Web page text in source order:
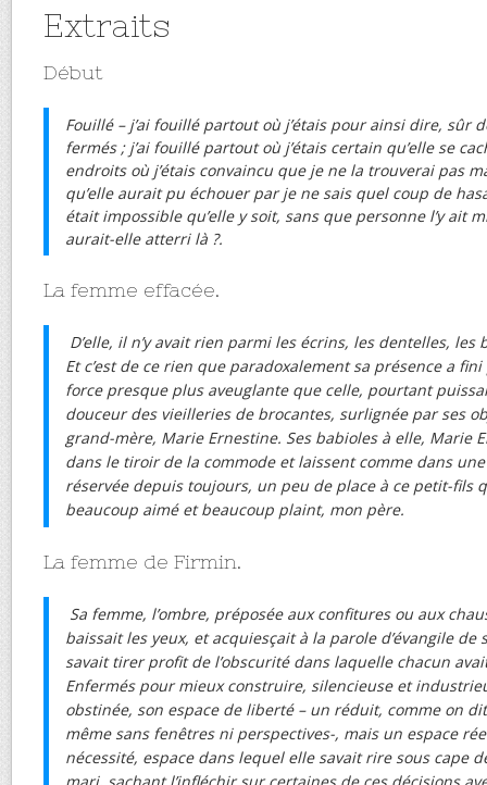
Extraits
Début
Fouillé – j’ai fouillé partout où j’étais pour ainsi dire, sûr
fermés ; j’ai fouillé partout où j’étais certain qu’elle se
endroits où j’étais convaincu que je ne la trouverai pas
qu’elle aurait pu échouer par je ne sais quel coup de
était impossible qu’elle y soit, sans que personne l’y ait
aurait-elle atterri là ?.
La femme effacée.
D’elle, il n’y avait rien parmi les écrins, les dentelles,
Et c’est de ce rien que paradoxalement sa présence a fini
force presque plus aveuglante que celle, pourtant
douceur des vieilleries de brocantes, surlignée par ses
grand-mère, Marie Ernestine. Ses babioles à elle, Marie
dans le tiroir de la commode et laissent comme dans
réservée depuis toujours, un peu de place à ce petit-fils
beaucoup aimé et beaucoup plaint, mon père.
La femme de Firmin.
Sa femme, l’ombre, préposée aux confitures ou aux
baissait les yeux, et acquiesçait à la parole d’évangile de
savait tirer profit de l’obscurité dans laquelle chacun
Enfermés pour mieux construire, silencieuse et
obstinée, son espace de liberté – un réduit, comme on
même sans fenêtres ni perspectives-, mais un espace
nécessité, espace dans lequel elle savait rire sous cape